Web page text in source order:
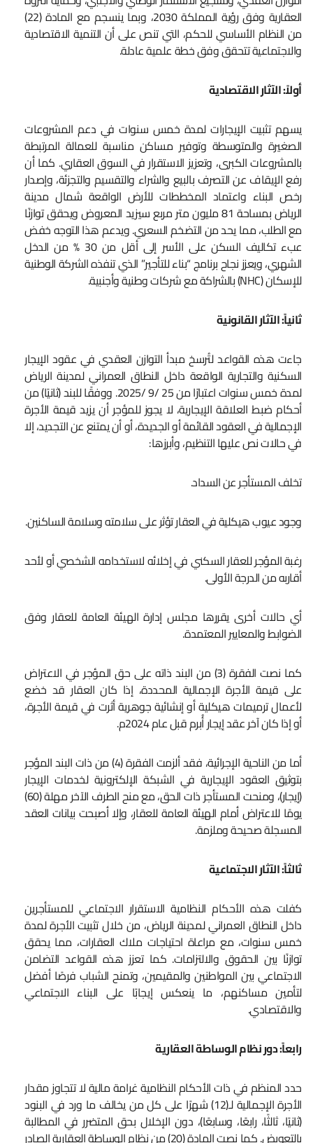
العقارية وفق رؤية المملكة 2030، وبما ينسجم مع المادة (22)
من النظام الأساسي للحكم، التي تنص على أن التنمية الاقتصادية
والاجتماعية تتحقق وفق خطة علمية عادلة.
أولاً: الآثار الاقتصادية
يسهم تثبيت الإيجارات لمدة خمس سنوات في دعم المشروعات
الصغيرة والمتوسطة وتوفير مساكن مناسبة للعمالة المرتبطة
بالمشروعات الكبرى، وتعزيز الاستقرار في السوق العقاري. كما أن
رفع الإيقاف عن التصرف بالبيع والشراء والتقسيم والتجزئة، وإصدار
رخص البناء واعتماد المخططات للأرض الواقعة شمال مدينة
الرياض بمساحة 81 مليون متر مربع سيزيد المعروض ويحقق توازنًا
مع الطلب، مما يحد من التضخم السعري. ويدعم هذا التوجه خفض
عبء تكاليف السكن على الأسر إلى أقل من 30 % من الدخل
الشهري، ويعزز نجاح برنامج “بناء للتأجير” الذي تنفذه الشركة الوطنية
للإسكان (NHC) بالشراكة مع شركات وطنية وأجنبية.
ثانياً: الآثار القانونية
جاءت هذه القواعد لتُرسخ مبدأ التوازن العقدي في عقود الإيجار
السكنية والتجارية الواقعة داخل النطاق العمراني لمدينة الرياض
لمدة خمس سنوات اعتبارًا من 25 /9 /2025. ووفقًا للبند (ثانيًا) من
أحكام ضبط العلاقة الإيجارية، لا يجوز للمؤجر أن يزيد قيمة الأجرة
الإجمالية في العقود القائمة أو الجديدة، أو أن يمتنع عن التجديد، إلا
في حالات نص عليها التنظيم، وأبرزها:
تخلف المستأجر عن السداد.
وجود عيوب هيكلية في العقار تؤثر على سلامته وسلامة الساكنين.
رغبة المؤجر للعقار السكني في إخلائه لاستخدامه الشخصي أو لأحد
أقاربه من الدرجة الأولى.
أي حالات أخرى يقررها مجلس إدارة الهيئة العامة للعقار وفق
الضوابط والمعايير المعتمدة.
كما نصت الفقرة (3) من البند ذاته على حق المؤجر في الاعتراض
على قيمة الأجرة الإجمالية المحددة، إذا كان العقار قد خضع
لأعمال ترميمات هيكلية أو إنشائية جوهرية أثرت في قيمة الأجرة،
أو إذا كان آخر عقد إيجار أُبرم قبل عام 2024م.
أما من الناحية الإجرائية، فقد ألزمت الفقرة (4) من ذات البند المؤجر
بتوثيق العقود الإيجارية في الشبكة الإلكترونية لخدمات الإيجار
(إيجار)، ومنحت المستأجر ذات الحق، مع منح الطرف الآخر مهلة (60)
يومًا للاعتراض أمام الهيئة العامة للعقار، وإلا أصبحت بيانات العقد
المسجلة صحيحة وملزمة.
ثالثاً: الآثار الاجتماعية
كفلت هذه الأحكام النظامية الاستقرار الاجتماعي للمستأجرين
داخل النطاق العمراني لمدينة الرياض، من خلال تثبيت الأجرة لمدة
خمس سنوات، مع مراعاة احتياجات ملاك العقارات، مما يحقق
توازنًا بين الحقوق والالتزامات. كما تعزز هذه القواعد التضامن
الاجتماعي بين المواطنين والمقيمين، وتمنح الشباب فرصًا أفضل
لتأمين مساكنهم، ما ينعكس إيجابًا على البناء الاجتماعي
والاقتصادي.
رابعاً: دور نظام الوساطة العقارية
حدد المنظم في ذات الأحكام النظامية غرامة مالية لا تتجاوز مقدار
الأجرة الإجمالية لـ(12) شهرًا على كل من يخالف ما ورد في البنود
(ثانيًا، ثالثًا، رابعًا، وسابعًا)، دون الإخلال بحق المتضرر في المطالبة
بالتعويض. كما نصت المادة (20) من نظام الوساطة العقارية الصادر